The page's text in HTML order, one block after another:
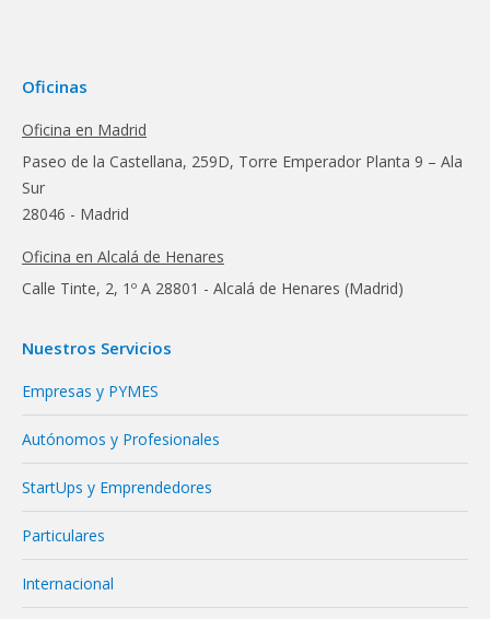
Oficinas
Oficina en Madrid
Paseo de la Castellana, 259D, Torre Emperador Planta 9 – Ala
Sur
28046 - Madrid
Oficina en Alcalá de Henares
Calle Tinte, 2, 1º A 28801 - Alcalá de Henares (Madrid)
Nuestros Servicios
Empresas y PYMES
Autónomos y Profesionales
StartUps y Emprendedores
Particulares
Internacional